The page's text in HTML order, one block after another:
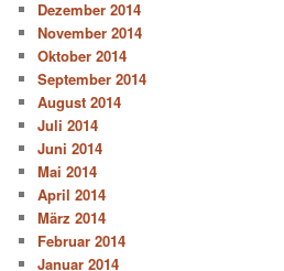
Dezember 2014
November 2014
Oktober 2014
September 2014
August 2014
Juli 2014
Juni 2014
Mai 2014
April 2014
März 2014
Februar 2014
Januar 2014